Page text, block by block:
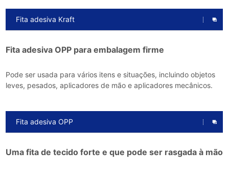
Fita adesiva Kraft
Fita adesiva OPP para embalagem firme
Pode ser usada para vários itens e situações, incluindo objetos
leves, pesados, aplicadores de mão e aplicadores mecânicos.
Fita adesiva OPP
Uma fita de tecido forte e que pode ser rasgada à mão